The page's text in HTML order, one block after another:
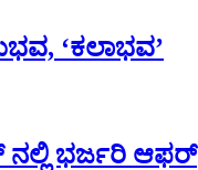
‘ಕಲಾಭವ’
ಭರ್ಜರಿ ಆಫರ್